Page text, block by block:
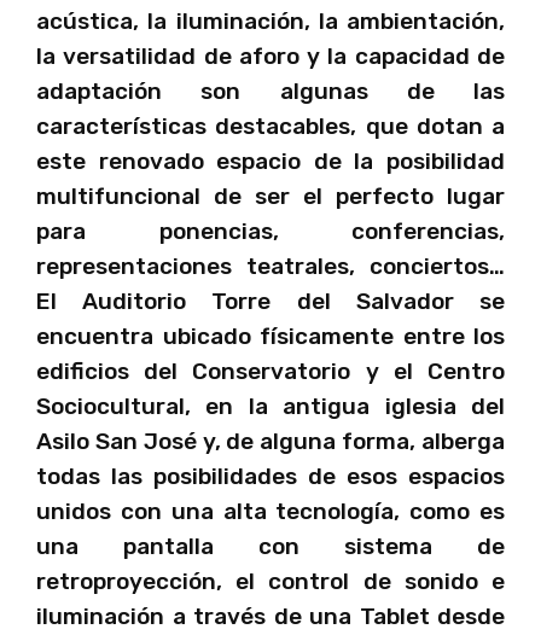
acústica, la iluminación, la ambientación,
la versatilidad de aforo y la capacidad de
adaptación son algunas de las
características destacables, que dotan a
este renovado espacio de la posibilidad
multifuncional de ser el perfecto lugar
para ponencias, conferencias,
representaciones teatrales, conciertos…
El Auditorio Torre del Salvador se
encuentra ubicado físicamente entre los
edificios del Conservatorio y el Centro
Sociocultural, en la antigua iglesia del
Asilo San José y, de alguna forma, alberga
todas las posibilidades de esos espacios
unidos con una alta tecnología, como es
una pantalla con sistema de
retroproyección, el control de sonido e
iluminación a través de una Tablet desde